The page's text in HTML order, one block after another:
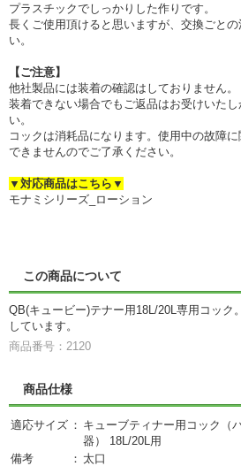
プラスチックでしっかりした作りです。
長くご使用頂けると思いますが、交換ごと
い。
【ご注意】
他社製品には装着の確認はしておりません。
装着できない場合でもご返品はお受けいた
い。
コックは消耗品になります。使用中の故障
できませんのでご了承ください。
▼対応商品はこちら▼
モナミシリーズ_ローション
この商品について
QB(キュービー)テナー用18L/20L専用コック
しています。
商品番号：2120
商品仕様
適応サイズ ： キューブティナー用コック（
器） 18L/20L用
備考
： 太口